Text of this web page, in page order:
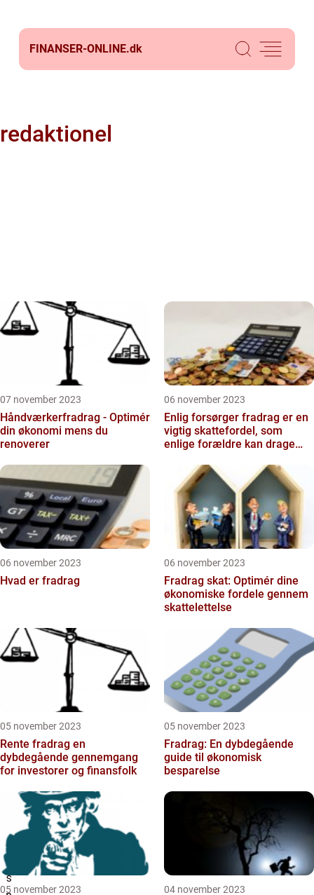
FINANSER-ONLINE.dk
redaktionel
07 november 2023
Håndværkerfradrag - Optimér
din økonomi mens du
renoverer
06 november 2023
Enlig forsørger fradrag er en
vigtig skattefordel, som
enlige forældre kan drage
06 november 2023
Hvad er fradrag
06 november 2023
Fradrag skat: Optimér dine
økonomiske fordele gennem
skattelettelse
05 november 2023
Rente fradrag en
dybdegående gennemgang
for investorer og finansfolk
05 november 2023
Fradrag: En dybdegående
guide til økonomisk
besparelse
05 november 2023 04 november 2023